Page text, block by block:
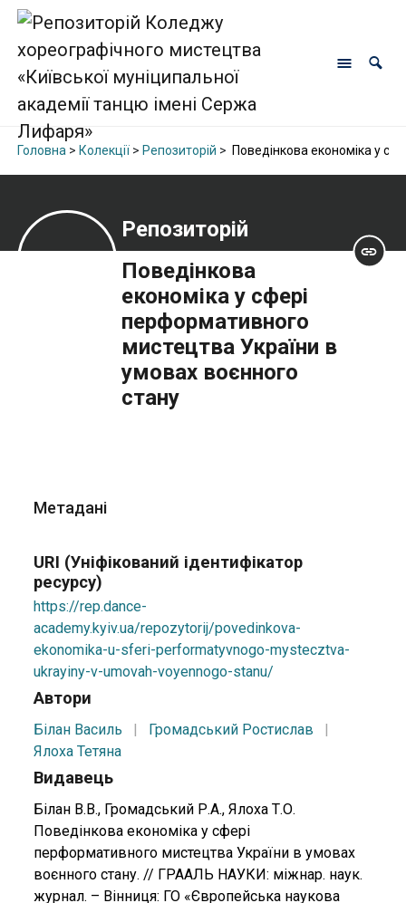
Головна > Колекції> Репозиторій > Поведінкова економіка у
Репозиторій
Поведінкова
економіка у сфері
перформативного
мистецтва України в
умовах воєнного
стану
Метадані
URI (Уніфікований ідентифікатор
ресурсу)
https://rep.dance-
academy.kyiv.ua/repozytorij/povedinkova-
ekonomika-u-sferi-performatyvnogo-mystecztva-
ukrayiny-v-umovah-voyennogo-stanu/
Автори
Білан Василь | Громадський Ростислав
|
Ялоха Тетяна
Видавець
Білан В.В., Громадський Р.А., Ялоха Т.О.
Поведінкова економіка у сфері
перформативного мистецтва України в умовах
воєнного стану. // ГРААЛЬ НАУКИ: міжнар. наук.
журнал. – Вінниця: ГО «Європейська наукова